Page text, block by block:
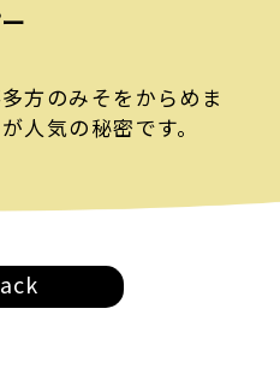
方のみそをからめま
人気の秘密です。